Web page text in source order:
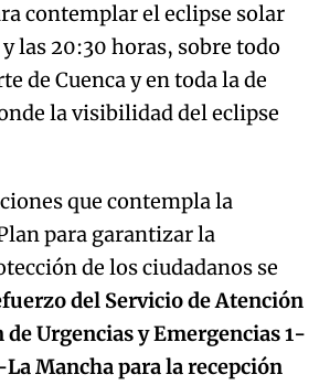
contemplar el eclipse solar
las 20:30 horas, sobre todo
de Cuenca y en toda la de
la visibilidad del eclipse
que contempla la
para garantizar la
de los ciudadanos se
del Servicio de Atención
Urgencias y Emergencias 1-
Mancha para la recepción